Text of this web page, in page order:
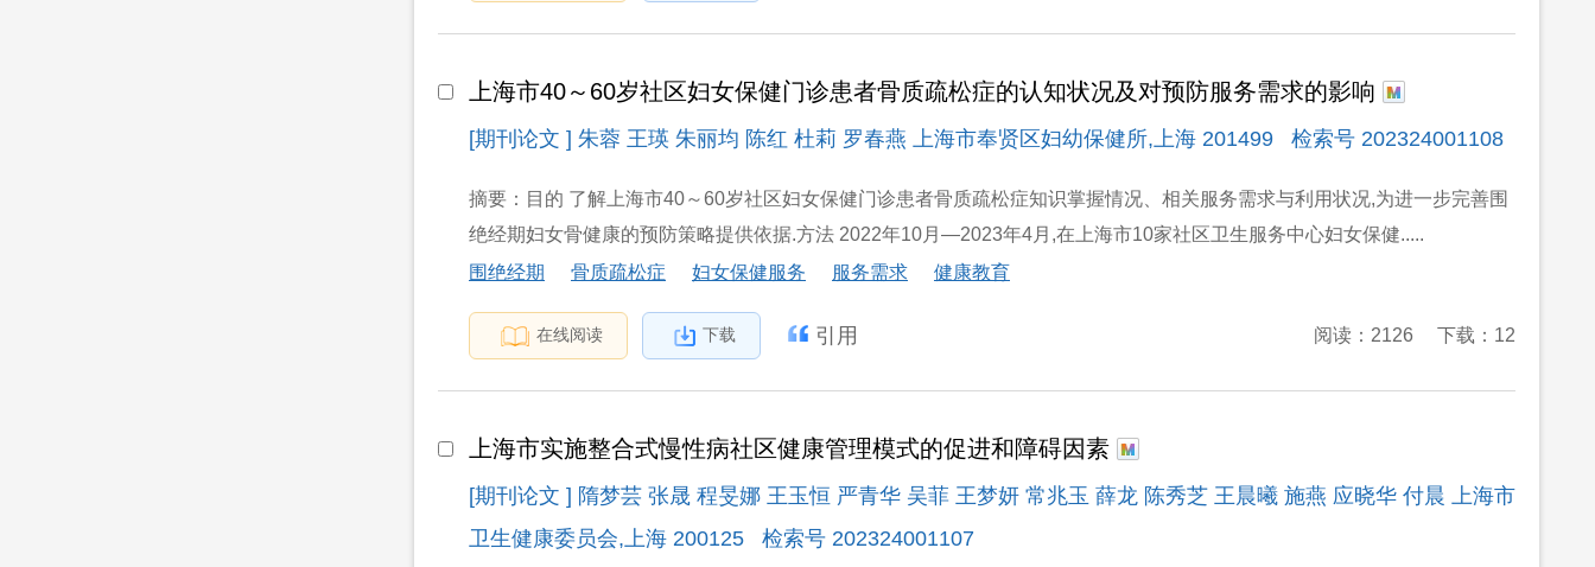
上海市40～60岁社区妇女保健门诊患者骨质疏松症的认知状况及对预防服务需求的影响
[期刊论文 ] 朱蓉 王瑛 朱丽均 陈红 杜莉 罗春燕 上海市奉贤区妇幼保健所,上海 201499 检索号 202324001108
摘要：目的 了解上海市40～60岁社区妇女保健门诊患者骨质疏松症知识掌握情况、相关服务需求与利用状况,为进一步完善围
绝经期妇女骨健康的预防策略提供依据.方法 2022年10月—2023年4月,在上海市10家社区卫生服务中心妇女保健.....
围绝经期
骨质疏松症 妇女保健服务 服务需求 健康教育
在线阅读 下载 引用 阅读：2126 下载：12
上海市实施整合式慢性病社区健康管理模式的促进和障碍因素
[期刊论文 ] 隋梦芸 张晟 程旻娜 王玉恒 严青华 吴菲 王梦妍 常兆玉 薛龙 陈秀芝 王晨曦 施燕 应晓华 付晨 上海市
卫生健康委员会,上海 200125 检索号 202324001107